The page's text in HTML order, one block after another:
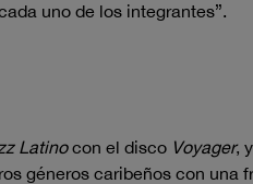
uno de los integrantes”.
Latinocon el disco Voyager,
géneros caribeños con